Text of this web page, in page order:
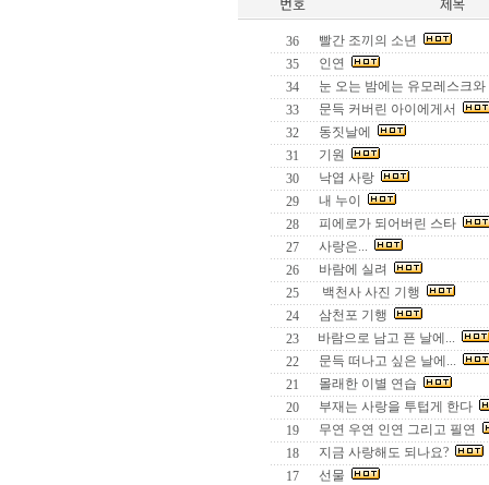
36
빨간 조끼의 소년
35
인연
34
눈 오는 밤에는 유모레스크
33
문득 커버린 아이에게서
32
동짓날에
31
기원
30
낙엽 사랑
29
내 누이
28
피에로가 되어버린 스타
27
사랑은...
26
바람에 실려
25
백천사 사진 기행
24
삼천포 기행
23
바람으로 남고 픈 날에...
22
문득 떠나고 싶은 날에...
21
몰래한 이별 연습
20
부재는 사랑을 투텁게 한다
19
무연 우연 인연 그리고 필연
18
지금 사랑해도 되나요?
17
선물